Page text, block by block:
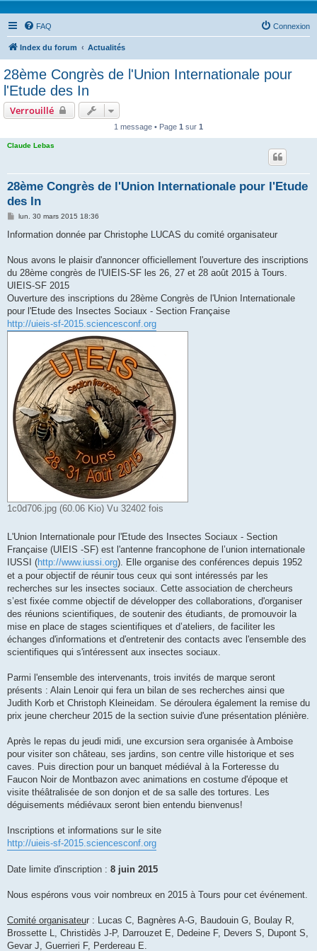
FAQ Connexion
Index du forum Actualités
28ème Congrès de l'Union Internationale pour
l'Etude des In
Verrouillé
1 message • Page 1 sur 1
Claude Lebas
28ème Congrès de l'Union Internationale pour l'Etude
des In
M
s
g
lun. 30 mars 2015 18:36
Information donnée par Christophe LUCAS du comité organisateur
Nous avons le plaisir d'annoncer officiellement l'ouverture des inscriptions
du 28ème congrès de l'UIEIS-SF les 26, 27 et 28 août 2015 à Tours.
UIEIS-SF 2015
Ouverture des inscriptions du 28ème Congrès de l'Union Internationale
pour l'Etude des Insectes Sociaux - Section Française
http://uieis-sf-2015.sciencesconf.org
1c0d706.jpg (60.06 Kio) Vu 32402 fois
L'Union Internationale pour l'Etude des Insectes Sociaux - Section
Française (UIEIS -SF) est l'antenne francophone de l’union internationale
IUSSI (http://www.iussi.org). Elle organise des conférences depuis 1952
et a pour objectif de réunir tous ceux qui sont intéressés par les
recherches sur les insectes sociaux. Cette association de chercheurs
s’est fixée comme objectif de développer des collaborations, d'organiser
des réunions scientifiques, de soutenir des étudiants, de promouvoir la
mise en place de stages scientifiques et d’ateliers, de faciliter les
échanges d'informations et d'entretenir des contacts avec l'ensemble des
scientifiques qui s'intéressent aux insectes sociaux.
Parmi l'ensemble des intervenants, trois invités de marque seront
présents : Alain Lenoir qui fera un bilan de ses recherches ainsi que
Judith Korb et Christoph Kleineidam. Se déroulera également la remise du
prix jeune chercheur 2015 de la section suivie d'une présentation plénière.
Après le repas du jeudi midi, une excursion sera organisée à Amboise
pour visiter son château, ses jardins, son centre ville historique et ses
caves. Puis direction pour un banquet médiéval à la Forteresse du
Faucon Noir de Montbazon avec animations en costume d'époque et
visite théâtralisée de son donjon et de sa salle des tortures. Les
déguisements médiévaux seront bien entendu bienvenus!
Inscriptions et informations sur le site
http://uieis-sf-2015.sciencesconf.org
Date limite d'inscription : 8 juin 2015
Nous espérons vous voir nombreux en 2015 à Tours pour cet événement.
Comité organisateur : Lucas C, Bagnères A-G, Baudouin G, Boulay R,
Brossette L, Christidès J-P, Darrouzet E, Dedeine F, Devers S, Dupont S,
Gevar J, Guerrieri F, Perdereau E.